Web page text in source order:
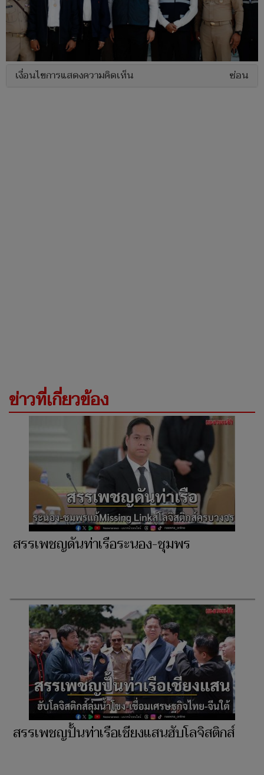
เงื่อนไขการแสดงความคิดเห็น ซ่อน
ข่าวที่เกี่ยวข้อง
สรรเพชญดันท่าเรือระนอง-ชุมพร
สรรเพชญปั้นท่าเรือเชียงแสนฮับโลจิสติกส์